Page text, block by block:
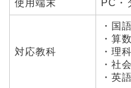
使用端末 PC・
対応教科
・国語
・算数
・理科
・社会
・